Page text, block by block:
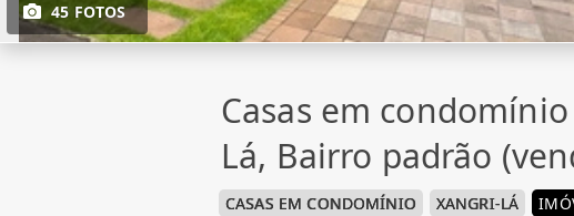
45 FOTOS
Casas em
Lá, Bairro padrão
CASAS EM CONDOMÍNIO XANGRI-LÁ